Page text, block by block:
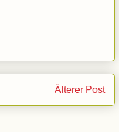
Älterer Post